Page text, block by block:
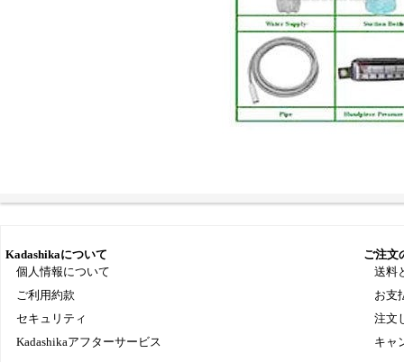
Kadashikaについて
個人情報について
ご利用約款
セキュリティ
Kadashikaアフターサービス
ご注文
送料
お支
注文
キャ